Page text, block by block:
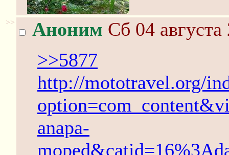
>> Аноним Сб 04
>>5877
http://mototravel.org/
anapa-